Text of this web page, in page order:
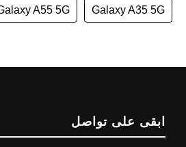
Galaxy A35 5G
A55 5G
ابقى على تواصل